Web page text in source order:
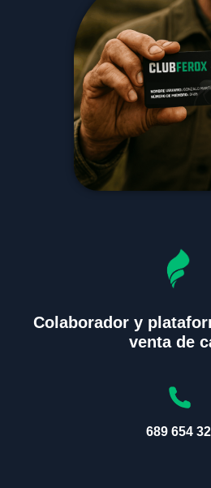
Colaborador y
venta de
689 654